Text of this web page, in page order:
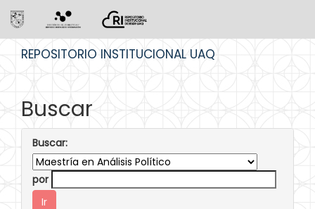
REPOSITORIO INSTITUCIONAL UAQ
Buscar
Buscar:
por